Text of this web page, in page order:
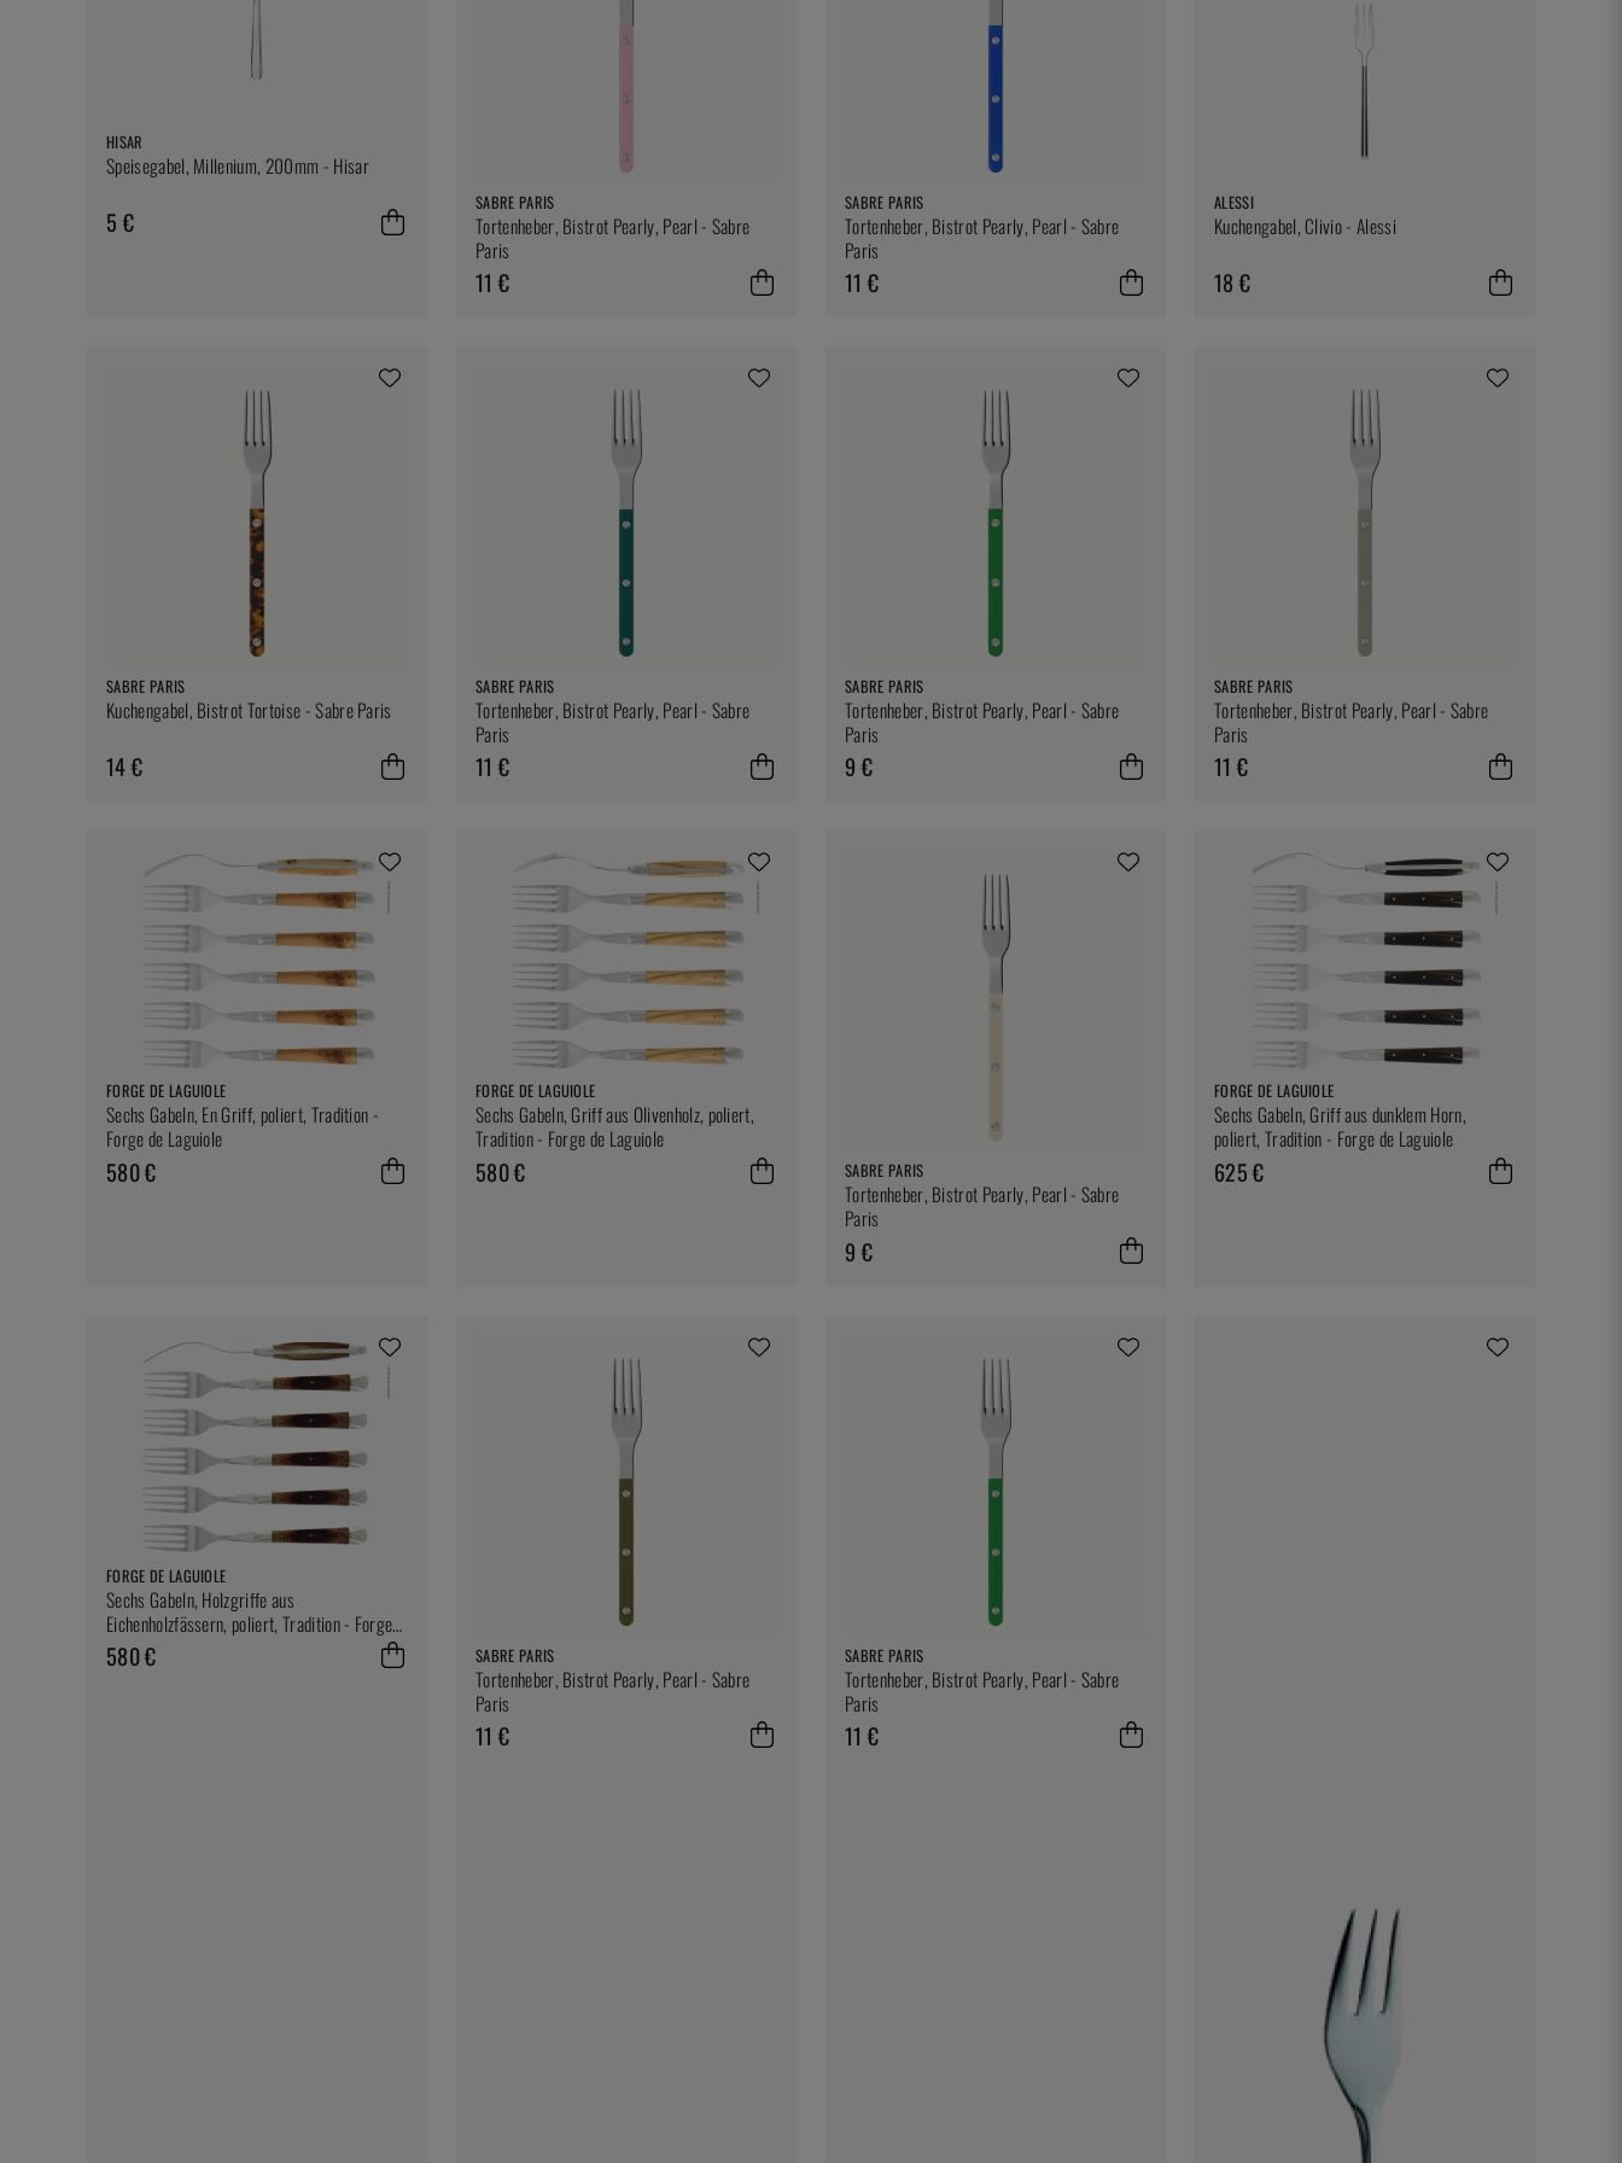
HISAR
Speisegabel, Millenium, 200mm - Hisar
5 €
SABRE PARIS
Tortenheber, Bistrot Pearly, Pearl - Sabre
Paris
11 €
SABRE PARIS
Tortenheber, Bistrot Pearly, Pearl - Sabre
Paris
11 €
ALESSI
Kuchengabel, Clivio - Alessi
18 €
SABRE PARIS
Kuchengabel, Bistrot Tortoise - Sabre Paris
14 €
SABRE PARIS
Tortenheber, Bistrot Pearly, Pearl - Sabre
Paris
11 €
SABRE PARIS
Tortenheber, Bistrot Pearly, Pearl - Sabre
Paris
9 €
SABRE PARIS
Tortenheber, Bistrot Pearly, Pearl - Sabre
Paris
11 €
FORGE DE LAGUIOLE
Sechs Gabeln, En Griff, poliert, Tradition -
Forge de Laguiole
580 €
FORGE DE LAGUIOLE
Sechs Gabeln, Griff aus Olivenholz, poliert,
Tradition - Forge de Laguiole
580 € SABRE PARIS
Tortenheber, Bistrot Pearly, Pearl - Sabre
Paris
9 €
FORGE DE LAGUIOLE
Sechs Gabeln, Griff aus dunklem Horn,
poliert, Tradition - Forge de Laguiole
625 €
FORGE DE LAGUIOLE
Sechs Gabeln, Holzgriffe aus
Eichenholzfässern, poliert, Tradition - Forge
de Laguiole
580 € SABRE PARIS
Tortenheber, Bistrot Pearly, Pearl - Sabre
Paris
11 €
SABRE PARIS
Tortenheber, Bistrot Pearly, Pearl - Sabre
Paris
11 €